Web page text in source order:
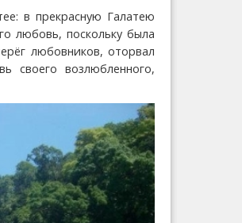
в прекрасную Галатею
любовь, поскольку была
любовников, оторвал
своего возлюбленного,